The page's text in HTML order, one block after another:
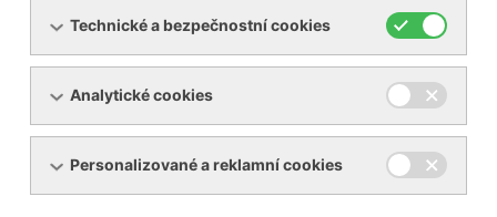
originálních lamelách
Becker nás prosím kontaktujte skrz poptávkový
formulář, mailem nebo telefonicky.
Zde naleznete více informací to tom, proč se vyplatí
Technické a bezpečnostní cookies
Analytické cookies
Personalizované a reklamní cookies